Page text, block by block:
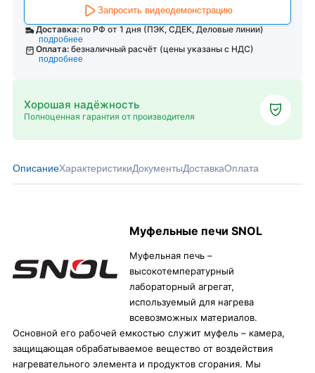
Запросить видеодемонстрацию
Доставка: по РФ от 1 дня (ПЭК, СДЕК, Деловые линии)
подробнее
Оплата: безналичный расчёт (цены указаны с НДС)
подробнее
Хорошая надёжность
Полноценная гарантия от производителя
ОписаниеХарактеристикиДокументыДоставкаОплата
Муфельные печи SNOL
Муфельная печь –
высокотемпературный
лабораторный агрегат,
используемый для нагрева
всевозможных материалов.
Основной его рабочей емкостью служит муфель – камера,
защищающая обрабатываемое вещество от воздействия
нагревательного элемента и продуктов сгорания. Мы